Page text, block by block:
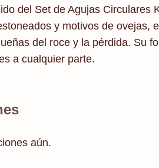
del Set de Agujas
y motivos de ovejas,
del roce y la pérdida. Su
a cualquier parte.
aún.